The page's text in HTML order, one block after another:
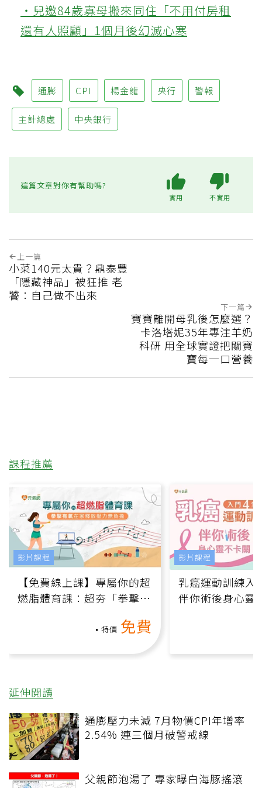
‧兒邀84歲寡母搬來同住「不用付房租
還有人照顧」1個月後幻滅心寒
通膨 CPI 楊金龍 央行 警報
主計總處 中央銀行
這篇文章對你有幫助嗎?
實用 不實用
上一篇
小菜140元太貴？鼎泰豐
「隱藏神品」被狂推 老
饕：自己做不出來
下一篇
寶寶離開母乳後怎麼選？
卡洛塔妮35年專注羊奶
科研 用全球實證把關寶
寶每一口營養
課程推薦
【免費線上課】專屬你的超
燃脂體育課：超夯「拳擊有
特價 免費
影片課程
乳癌運動訓練入
伴你術後身心靈
影片課程
延伸閱讀
通膨壓力未減 7月物價CPI年增率
2.54% 連三個月破警戒線
父親節泡湯了 專家曝白海豚搖滾